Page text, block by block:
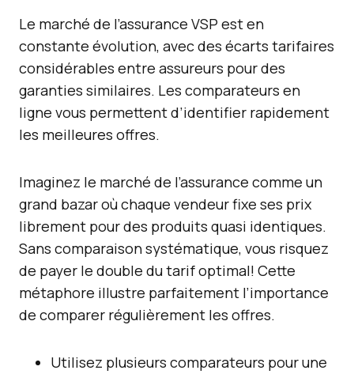
Le marché de l’assurance VSP est en
constante évolution, avec des écarts tarifaires
considérables entre assureurs pour des
garanties similaires. Les comparateurs en
ligne vous permettent d’identifier rapidement
les meilleures offres.
Imaginez le marché de l’assurance comme un
grand bazar où chaque vendeur fixe ses prix
librement pour des produits quasi identiques.
Sans comparaison systématique, vous risquez
de payer le double du tarif optimal! Cette
métaphore illustre parfaitement l’importance
de comparer régulièrement les offres.
Utilisez plusieurs comparateurs pour une